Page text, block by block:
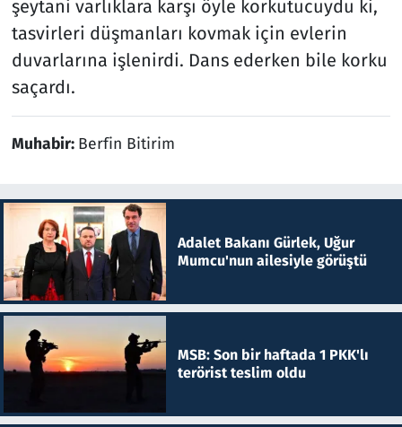
şeytani varlıklara karşı öyle korkutucuydu ki,
tasvirleri düşmanları kovmak için evlerin
duvarlarına işlenirdi. Dans ederken bile korku
saçardı.
Muhabir: Berfin Bitirim
Adalet Bakanı Gürlek, Uğur
Mumcu'nun ailesiyle görüştü
MSB: Son bir haftada 1 PKK'lı
terörist teslim oldu